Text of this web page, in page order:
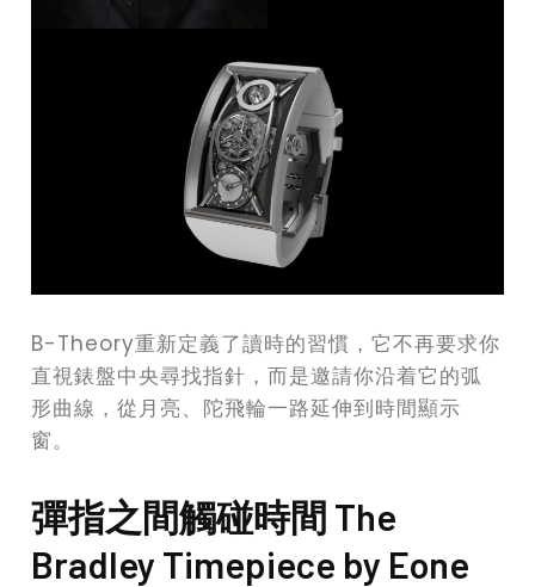
B-Theory重新定義了讀時的習慣，它不再要求你
直視錶盤中央尋找指針，而是邀請你沿着它的弧
形曲線，從月亮、陀飛輪一路延伸到時間顯示
窗。
彈指之間觸碰時間 The
Bradley Timepiece by Eone